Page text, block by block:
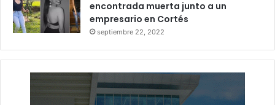
encontrada muerta junto a un
empresario en Cortés
septiembre 22, 2022